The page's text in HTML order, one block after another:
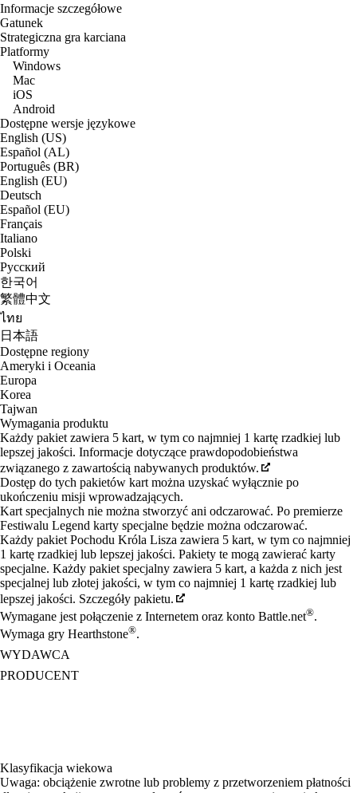
Informacje szczegółowe
Gatunek
Strategiczna gra karciana
Platformy
Windows
Mac
iOS
Android
Dostępne wersje językowe
English (US)
Español (AL)
Português (BR)
English (EU)
Deutsch
Español (EU)
Français
Italiano
Polski
Русский
한국어
繁體中文
ไทย
日本語
Dostępne regiony
Ameryki i Oceania
Europa
Korea
Tajwan
Wymagania produktu
Każdy pakiet zawiera 5 kart, w tym co najmniej 1 kartę rzadkiej lub
lepszej jakości. Informacje dotyczące prawdopodobieństwa
związanego z zawartością nabywanych produktów.
Dostęp do tych pakietów kart można uzyskać wyłącznie po
ukończeniu misji wprowadzających.
Kart specjalnych nie można stworzyć ani odczarować. Po premierze
Festiwalu Legend karty specjalne będzie można odczarować.
Każdy pakiet Pochodu Króla Lisza zawiera 5 kart, w tym co najmniej
1 kartę rzadkiej lub lepszej jakości. Pakiety te mogą zawierać karty
specjalne. Każdy pakiet specjalny zawiera 5 kart, a każda z nich jest
specjalnej lub złotej jakości, w tym co najmniej 1 kartę rzadkiej lub
lepszej jakości. Szczegóły pakietu.
Wymagane jest połączenie z Internetem oraz konto Battle.net®.
Wymaga gry Hearthstone®.
WYDAWCA
PRODUCENT
Klasyfikacja wiekowa
Uwaga: obciążenie zwrotne lub problemy z przetworzeniem płatności